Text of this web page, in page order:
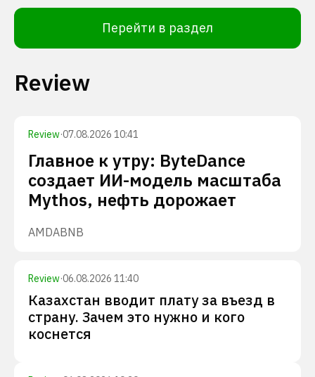
Перейти в раздел
Review
Review·07.08.2026 10:41
Главное к утру: ByteDance
создает ИИ-модель масштаба
Mythos, нефть дорожает
AMDABNB
Review·06.08.2026 11:40
Казахстан вводит плату за въезд в
страну. Зачем это нужно и кого
коснется